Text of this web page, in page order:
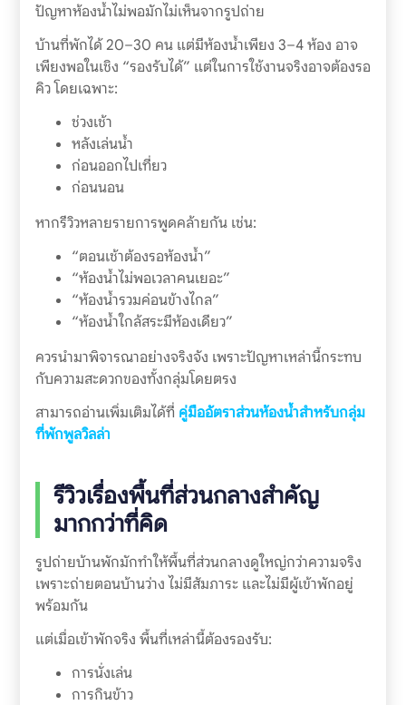
ปัญหาห้องน้ำไม่พอมักไม่เห็นจากรูปถ่าย
บ้านที่พักได้ 20–30 คน แต่มีห้องน้ำเพียง 3–4 ห้อง อาจ
เพียงพอในเชิง “รองรับได้” แต่ในการใช้งานจริงอาจต้องรอ
คิว โดยเฉพาะ:
ช่วงเช้า
หลังเล่นน้ำ
ก่อนออกไปเที่ยว
ก่อนนอน
หากรีวิวหลายรายการพูดคล้ายกัน เช่น:
“ตอนเช้าต้องรอห้องน้ำ”
“ห้องน้ำไม่พอเวลาคนเยอะ”
“ห้องน้ำรวมค่อนข้างไกล”
“ห้องน้ำใกล้สระมีห้องเดียว”
ควรนำมาพิจารณาอย่างจริงจัง เพราะปัญหาเหล่านี้กระทบ
กับความสะดวกของทั้งกลุ่มโดยตรง
สามารถอ่านเพิ่มเติมได้ที่ คู่มืออัตราส่วนห้องน้ำสำหรับกลุ่ม
ที่พักพูลวิลล่า
รีวิวเรื่องพื้นที่ส่วนกลางสำคัญ
มากกว่าที่คิด
รูปถ่ายบ้านพักมักทำให้พื้นที่ส่วนกลางดูใหญ่กว่าความจริง
เพราะถ่ายตอนบ้านว่าง ไม่มีสัมภาระ และไม่มีผู้เข้าพักอยู่
พร้อมกัน
แต่เมื่อเข้าพักจริง พื้นที่เหล่านี้ต้องรองรับ:
การนั่งเล่น
การกินข้าว